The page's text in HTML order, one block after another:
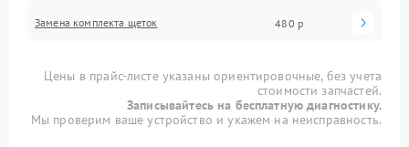
Замена комплекта щеток 480 р
Цены в прайс-листе указаны ориентировочные, без учета
стоимости запчастей.
Записывайтесь на бесплатную диагностику.
Мы проверим ваше устройство и укажем на неисправность.